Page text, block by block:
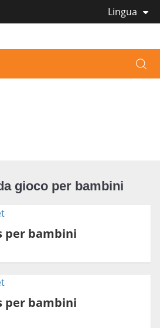
Lingua
gioco per bambini
per bambini
per bambini